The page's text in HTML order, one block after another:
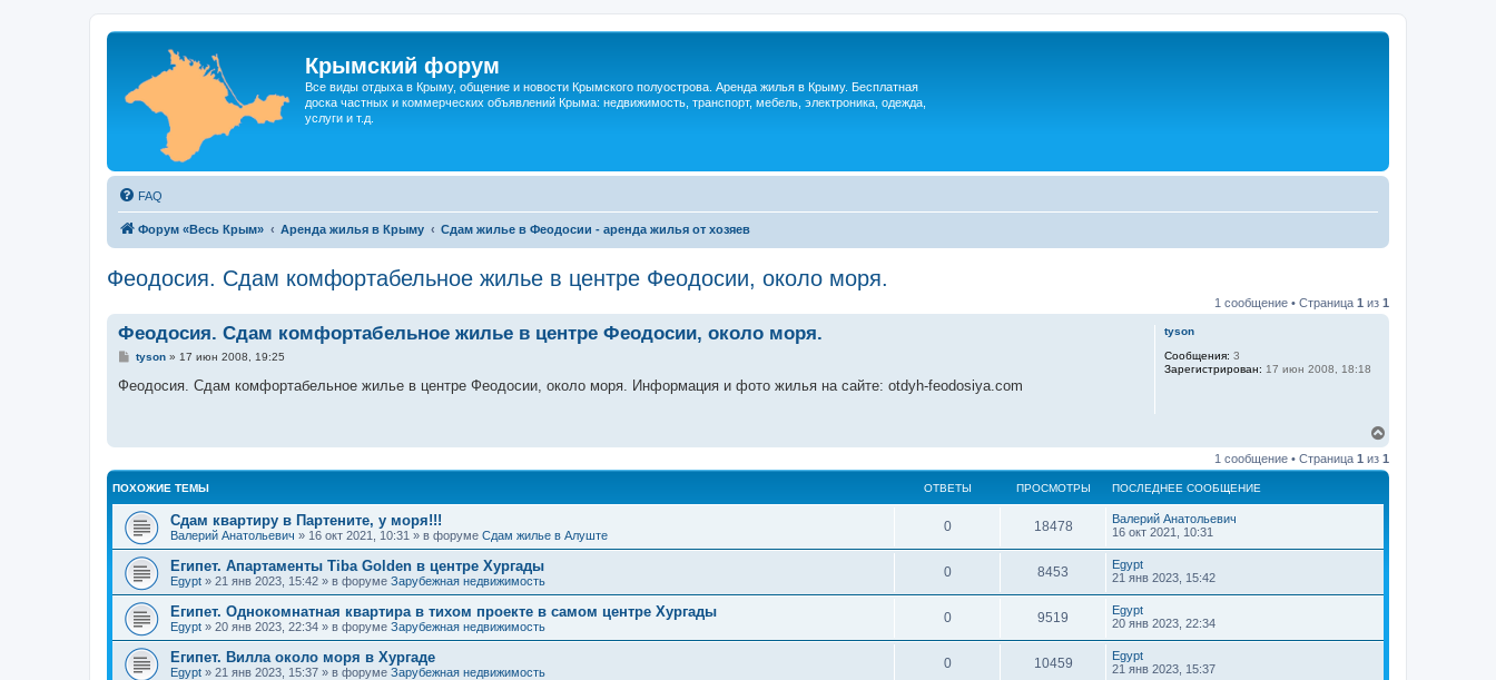
Крымский форум
Все виды отдыха в Крыму, общение и новости Крымского полуострова. Аренда жилья в Крыму. Бесплатная
доска частных и коммерческих объявлений Крыма: недвижимость, транспорт, мебель, электроника, одежда,
услуги и т.д.
FAQ
Форум «Весь Крым» Аренда жилья в Крыму Сдам жилье в Феодосии - аренда жилья от хозяев
Феодосия. Сдам комфортабельное жилье в центре Феодосии, около моря.
1 сообщение • Страница 1 из 1
tyson
Сообщения: 3
Зарегистрирован: 17 июн 2008, 18:18
Феодосия. Сдам комфортабельное жилье в центре Феодосии, около моря.
С
о
и
tyson» 17 июн 2008, 19:25
Феодосия. Сдам комфортабельное жилье в центре Феодосии, около моря. Информация и фото жилья на сайте: otdyh-feodosiya.com
р
н
1 сообщение • Страница 1 из 1
ПОХОЖИЕ ТЕМЫ ОТВЕТЫ ПРОСМОТРЫ ПОСЛЕДНЕЕ СООБЩЕНИЕ
Сдам квартиру в Партените, у моря!!!
Валерий Анатольевич » 16 окт 2021, 10:31 » в форуме Сдам жилье в Алуште
0 18478
Валерий Анатольевич
16 окт 2021, 10:31
Египет. Апартаменты Tiba Golden в центре Хургады
Egypt » 21 янв 2023, 15:42 » в форуме Зарубежная недвижимость
0 8453
Egypt
21 янв 2023, 15:42
Египет. Однокомнатная квартира в тихом проекте в самом центре Хургады
Egypt » 20 янв 2023, 22:34 » в форуме Зарубежная недвижимость
0 9519
Egypt
20 янв 2023, 22:34
Египет. Вилла около моря в Хургаде
Egypt » 21 янв 2023, 15:37 » в форуме Зарубежная недвижимость
0 10459
Egypt
21 янв 2023, 15:37